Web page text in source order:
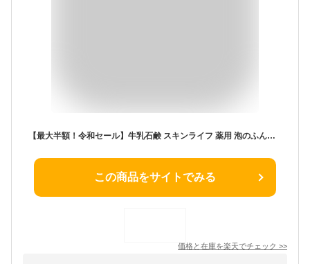
【最大半額！令和セール】牛乳石鹸 スキンライフ 薬用 泡のふんわり洗顔 詰め替え用 140ml
この商品をサイトでみる
価格と在庫を楽天でチェック >>